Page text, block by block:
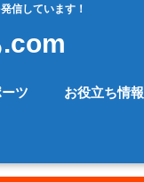
信しています！
ツ お役立ち情報